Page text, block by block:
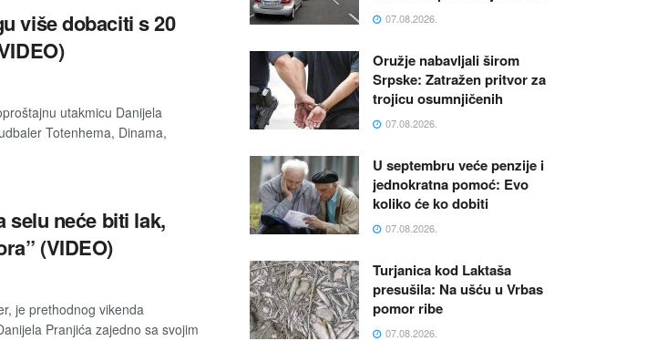
više dobaciti s 20
utakmicu Danijela
Totenhema, Dinama,
selu neće biti lak,
(VIDEO)
je prethodnog vikenda
Pranjića zajedno sa svojim
07.08.2026.
Oružje nabavljali širom
Srpske: Zatražen pritvor za
trojicu osumnjičenih
07.08.2026.
U septembru veće penzije i
jednokratna pomoć: Evo
koliko će ko dobiti
07.08.2026.
Turjanica kod Laktaša
presušila: Na ušću u Vrbas
pomor ribe
07.08.2026.